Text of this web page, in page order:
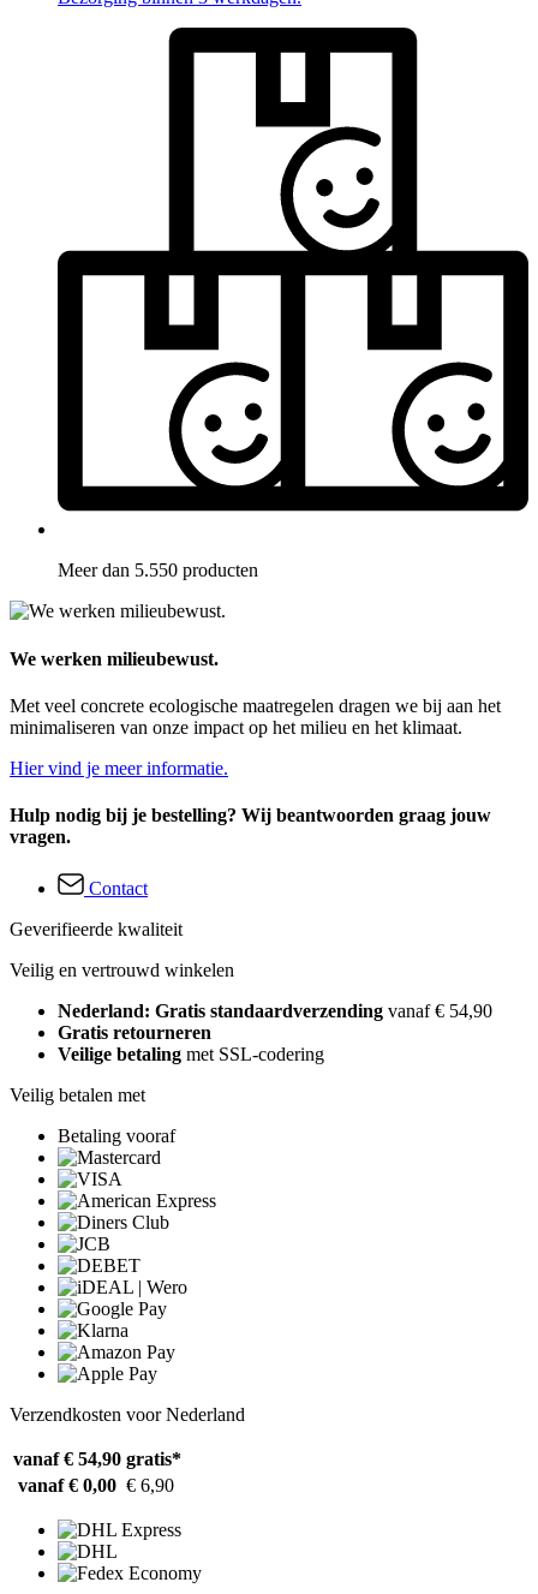
Meer dan 5.550 producten
We werken milieubewust.
Met veel concrete ecologische maatregelen dragen we bij aan het
minimaliseren van onze impact op het milieu en het klimaat.
Hier vind je meer informatie.
Hulp nodig bij je bestelling? Wij beantwoorden graag jouw
vragen.
Contact
Geverifieerde kwaliteit
Veilig en vertrouwd winkelen
Nederland: Gratis standaardverzending vanaf € 54,90
Gratis retourneren
Veilige betaling met SSL-codering
Veilig betalen met
Betaling vooraf
Verzendkosten voor Nederland
vanaf € 54,90 gratis*
vanaf € 0,00 € 6,90